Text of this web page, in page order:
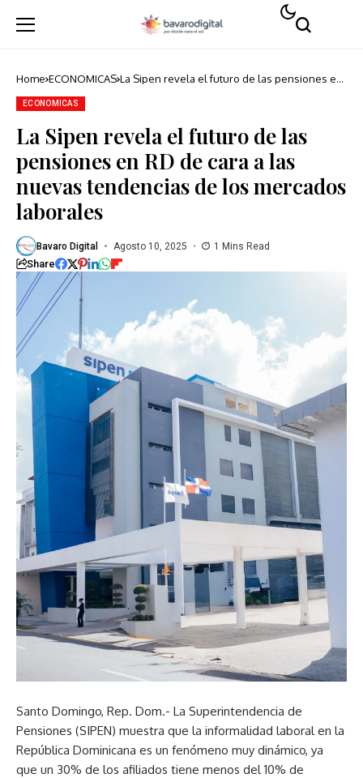
Home ECONOMICAS La Sipen revela el futuro de las pensiones en
ECONOMICAS
La Sipen revela el futuro de las
pensiones en RD de cara a las
nuevas tendencias de los mercados
laborales
Bavaro Digital Agosto 10, 2025 1 Mins Read
Share
Santo Domingo, Rep. Dom.- La Superintendencia de
Pensiones (SIPEN) muestra que la informalidad laboral en la
República Dominicana es un fenómeno muy dinámico, ya
que un 30% de los afiliados tiene menos del 10% de